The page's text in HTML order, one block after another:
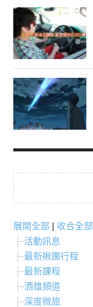
展開全部 | 收合全部
活動訊息
最新揪團行程
最新課程
酒雄頻道
深度微旅